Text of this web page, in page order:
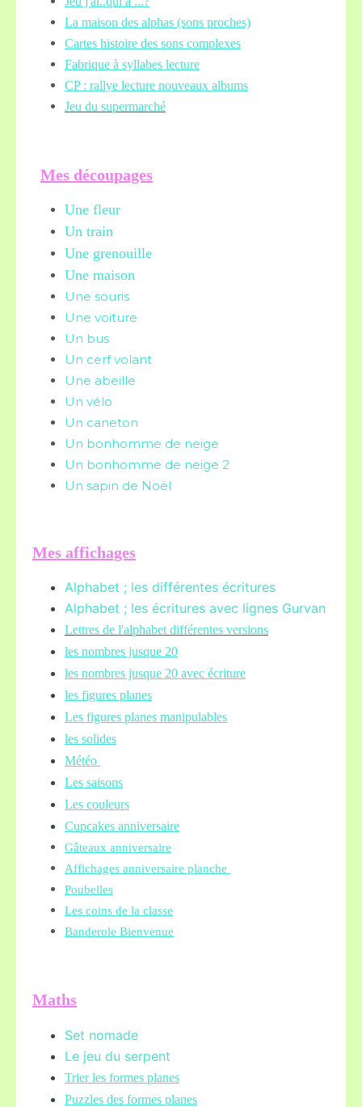
La maison des alphas (sons proches)
Cartes histoire des sons complexes
Fabrique à syllabes lecture
CP : rallye lecture nouveaux albums
Jeu du supermarché
Mes découpages
Une fleur
Un train
Une grenouille
Une maison
Une souris
Une voiture
Un bus
Un cerf volant
Une abeille
Un vélo
Un caneton
Un bonhomme de neige
Un bonhomme de neige 2
Un sapin de Noël
Mes affichages
Alphabet ; les différentes écritures
Alphabet ; les écritures avec lignes Gurvan
Lettres de l'alphabet différentes versions
les nombres jusque 20
les nombres jusque 20 avec écriture
les figures planes
Les figures planes manipulables
les solides
Météo
Les saisons
Les couleurs
Cupcakes anniversaire
Gâteaux anniversaire
Affichages anniversaire planche
Poubelles
Les coins de la classe
Banderole Bienvenue
Maths
Set nomade
Le jeu du serpent
Trier les formes planes
Puzzles des formes planes